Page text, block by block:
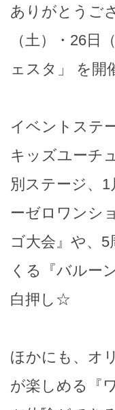
ありがとうご
（土）・26
ェスタ」 を開
イベントステ
キッズユーチ
別ステージ、
ーゼロワンシ
ゴ大会』や、
くる『バルー
白押し☆
ほかにも、オ
が楽しめる『